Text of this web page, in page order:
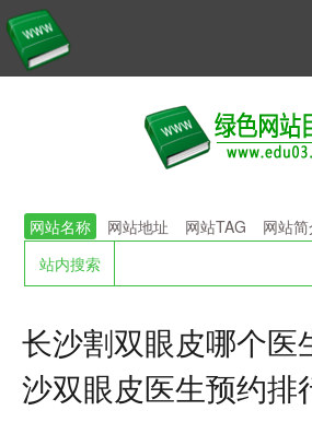
网站名称 网站地址 网站TAG
网站简
站内搜索
长沙割双眼皮哪个医
沙双眼皮医生预约排